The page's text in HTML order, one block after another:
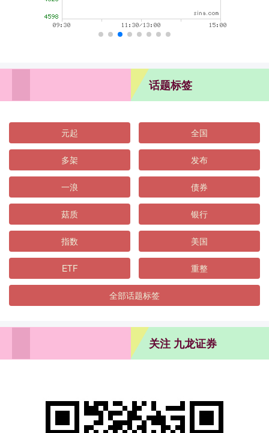
话题标签
元起 全国
多架 发布
一浪 债券
菇质 银行
指数 美国
ETF 重整
全部话题标签
关注 九龙证券